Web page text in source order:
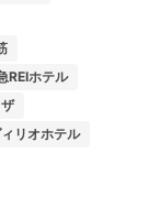
REIホテル
リオホテル